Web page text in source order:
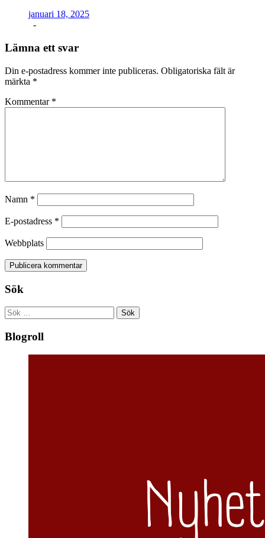
januari 18, 2025
-
Lämna ett svar
Din e-postadress kommer inte publiceras. Obligatoriska fält är
märkta *
Kommentar *
Namn *
E-postadress *
Webbplats
Sök
Sök
efter:
Blogroll